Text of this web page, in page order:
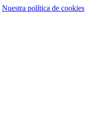
Nuestra política de cookies